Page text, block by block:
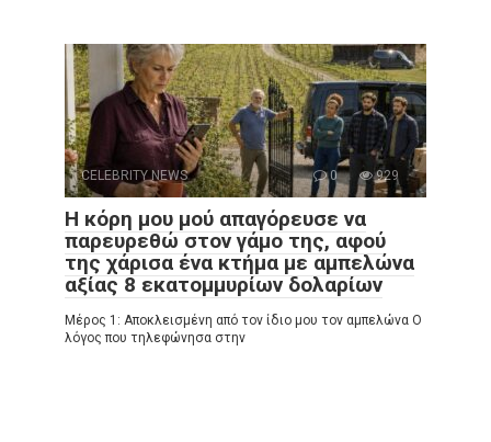
CELEBRITY NEWS 0 929
Η κόρη μου μού απαγόρευσε να
παρευρεθώ στον γάμο της, αφού
της χάρισα ένα κτήμα με αμπελώνα
αξίας 8 εκατομμυρίων δολαρίων
Μέρος 1: Αποκλεισμένη από τον ίδιο μου τον αμπελώνα Ο
λόγος που τηλεφώνησα στην